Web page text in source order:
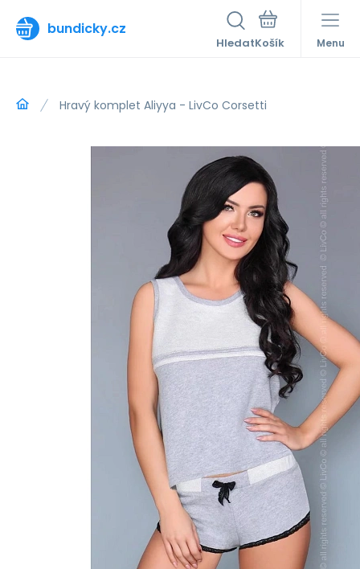
bundicky.cz
Hledat Menu
Hravý komplet Aliyya - LivCo Corsetti